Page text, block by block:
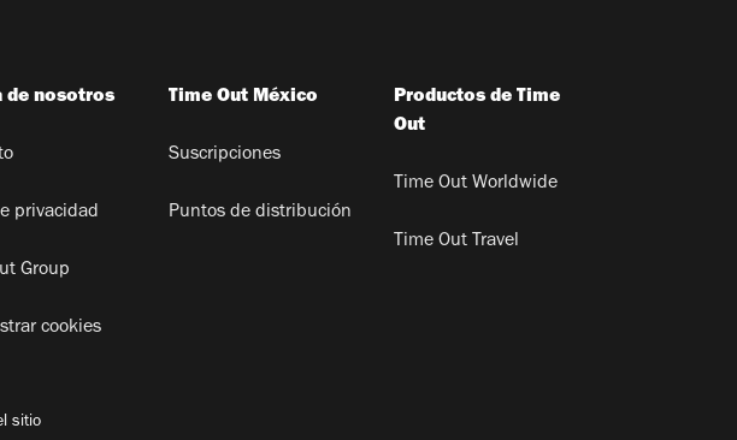
de nosotros
privacidad
Group
cookies
Time Out México
Suscripciones
Puntos de distribución
Productos de Time
Out
Time Out Worldwide
Time Out Travel
sitio